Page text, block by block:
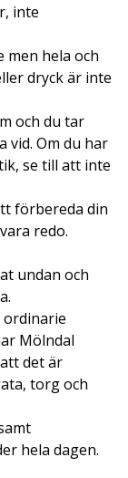
inte
men hela och
dryck är inte
och du tar
vid. Om du har
se till att inte
förbereda din
redo.
undan och
Mölndal
det är
torg och
hela dagen.